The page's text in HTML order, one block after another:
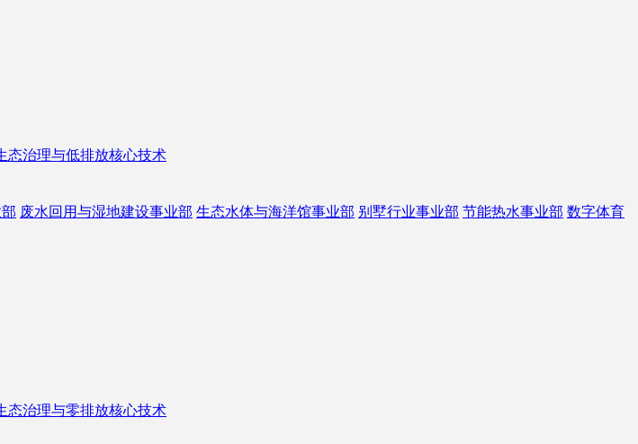
态治理与低排放核心技术
废水回用与湿地建设事业部 生态水体与海洋馆事业部 别墅行业事业部 节能热水事业部 数字体育
态治理与零排放核心技术